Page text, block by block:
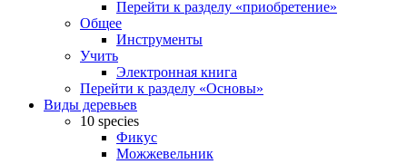
Перейти к разделу «приобретение»
Общее
Инструменты
Учить
Электронная книга
Перейти к разделу «Основы»
Виды деревьев
10 species
Фикус
Можжевельник